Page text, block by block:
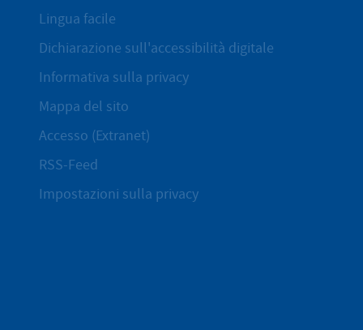
Lingua facile
Dichiarazione sull'accessibilità digitale
Informativa sulla privacy
Mappa del sito
Accesso (Extranet)
RSS-Feed
Impostazioni sulla privacy